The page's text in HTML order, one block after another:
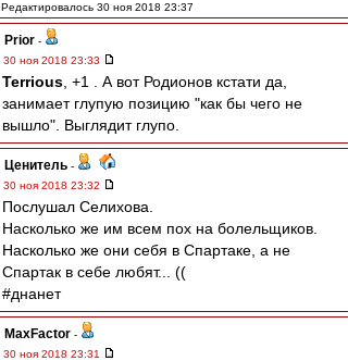
Редактировалось 30 ноя 2018 23:37
Prior -
30 ноя 2018 23:33
Terrious , +1 . А вот Родионов кстати да,
занимает глупую позицию "как бы чего не
вышло". Выглядит глупо.
Ценитель -
30 ноя 2018 23:32
Послушал Селихова.
Насколько же им всем пох на болельщиков.
Насколько же они себя в Спартаке, а не
Спартак в себе любят... ((
#днанет
MaxFactor -
30 ноя 2018 23:31